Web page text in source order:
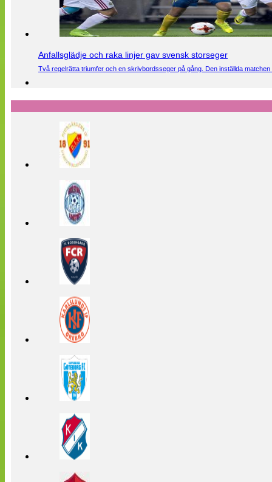
Anfallsglädje och raka linjer gav svensk storseger
Två regelrätta triumfer och en skrivbordsseger på gång. Den inställda